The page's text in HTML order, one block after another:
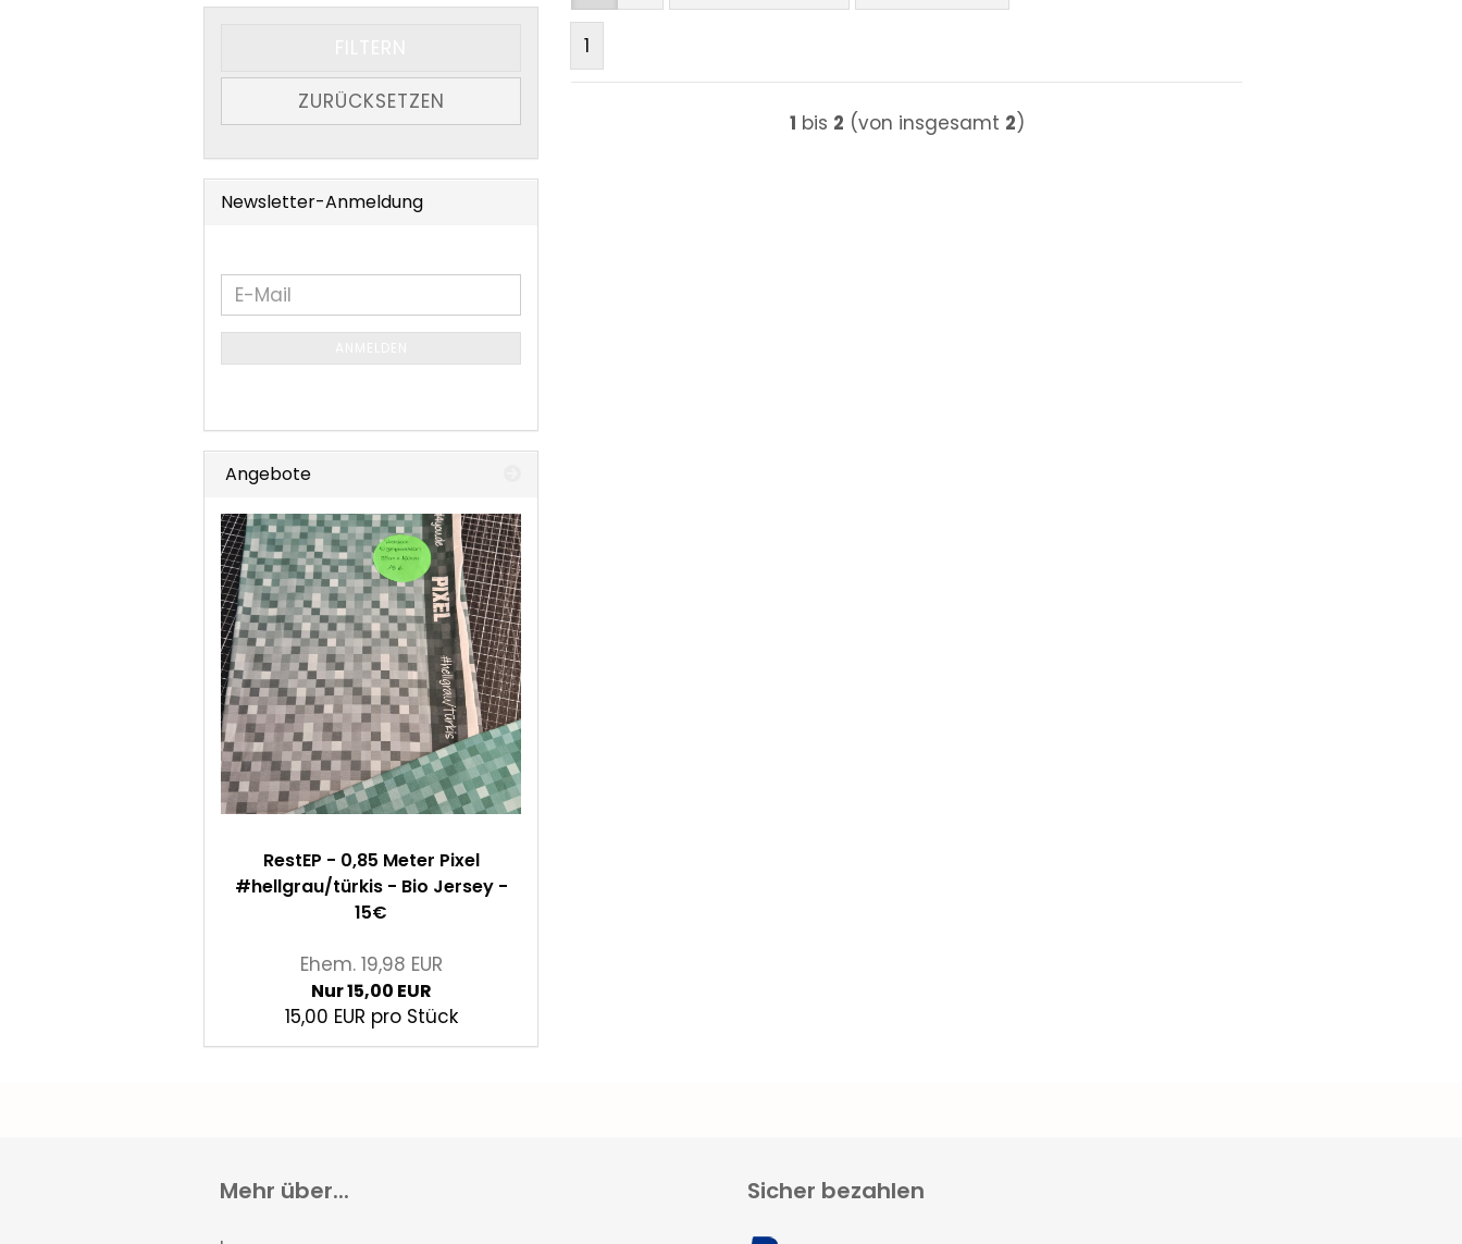
1
1 bis 2 (von insgesamt 2)
ZURÜCKSETZEN
Newsletter-Anmeldung
WEITER
ZUR
NEWSLETTER-
ANMELDUNG
E-
Mail
Angebote
RestEP - 0,85 Meter Pixel
#hellgrau/türkis - Bio Jersey -
15€
Ehem. 19,98 EUR
Nur 15,00 EUR
15,00 EUR pro Stück
Mehr über... Sicher bezahlen